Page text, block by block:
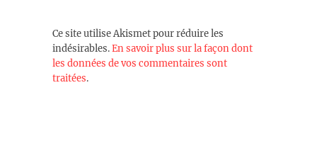
Ce site utilise Akismet pour réduire les
indésirables.En savoir plus sur la façon dont
les données de vos commentaires sont
traitées.